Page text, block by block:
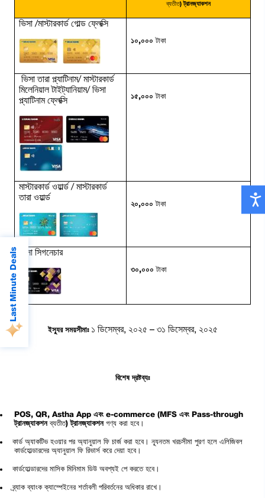
Last Minute Deals
ব্যতীত) ট্রানজ্যাকশন
ভিসা /মাস্টারকার্ড গোল্ড ফ্লেক্সি
১০,০০০ টাকা
ভিসা তারা প্ল্যাটিনাম/মাস্টারকার্ড
মিলেনিয়াল টাইট্যানিয়াম/ভিসা
প্ল্যাটিনাম ফ্লেক্সি
১৫,০০০ টাকা
মাস্টারকার্ড ওয়ার্ল্ড /মাস্টারকার্ড
তারা ওয়ার্ল্ড
২০,০০০ টাকা
ভিসা সিগনেচার
৩০,০০০ টাকা
ইস্যুর সময়সীমাঃ ১ ডিসেম্বর, ২০২৫ – ৩১ ডিসেম্বর, ২০২৫
বিশেষ দ্রষ্টব্যঃ
POS, QR, Astha App এবং e-commerce (MFS এবং Pass-through
ট্রানজ্যাকশনব্যতীত) ট্রানজ্যাকশনগণ্য করা হবে।
কার্ড অ্যাকটিভ হওয়ার পর অ্যানুয়াল ফি চার্জ করা হবে। ন্যূনতম খরচসীমা পুরণ হলে এলিজিবল
কার্ডহোল্ডারদের অ্যানুয়াল ফি রিভার্স করে দেয়া হবে।
কার্ডহোল্ডারদের মাসিক মিনিমাম ডিউ অবশ্যই পে করতে হবে।
ব্র্যাক ব্যাংক ক্যাম্পেইনের শর্তাবলী পরিবর্তনের অধিকার রাখে।